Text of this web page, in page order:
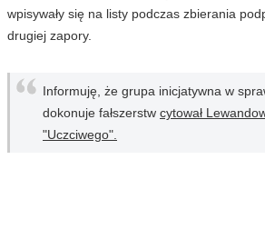
wpisywały się na listy podczas zbierania
drugiej zapory.
Informuję, że grupa inicjatywna w
dokonuje fałszerstw cytował
"Uczciwego".